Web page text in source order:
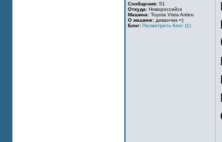
Сообщения: 51
Откуда: Новороссийск
Машина: Toyota Vista Ardeo
О машине: диванчик =)
Блог: Посмотреть блог (1)